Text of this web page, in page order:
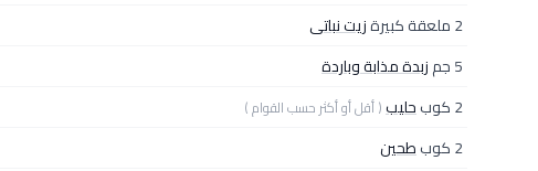
2 ملعقة كبيرة
زيت نباتى
5 جم
زبدة مذابة وباردة
2 كوب
حليب( أقل أو أكثر حسب القوام )
2 كوب
طحين